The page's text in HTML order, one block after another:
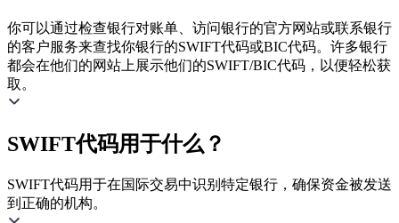
你可以通过检查银行对账单、访问银行的官方网站或联系银行
的客户服务来查找你银行的SWIFT代码或BIC代码。许多银行
都会在他们的网站上展示他们的SWIFT/BIC代码，以便轻松获
取。
SWIFT代码用于什么？
SWIFT代码用于在国际交易中识别特定银行，确保资金被发送
到正确的机构。